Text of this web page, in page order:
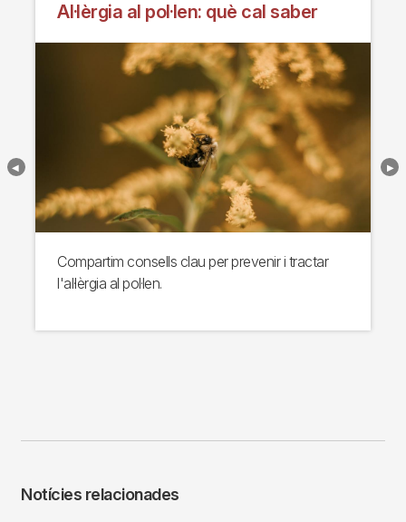
Al·lèrgia al pol·len: què cal saber
Compartim consells clau per prevenir i tractar
l'al·lèrgia al pol·len.
Notícies relacionades